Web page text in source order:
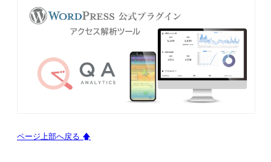
ページ上部へ戻る 🡅